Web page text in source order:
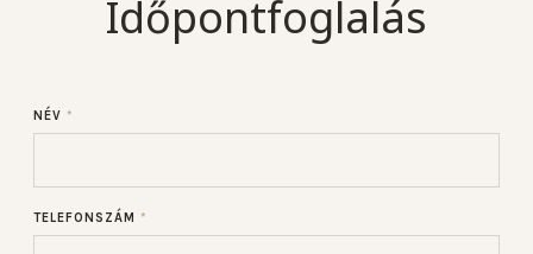
Időpontfoglalás
NÉV*
TELEFONSZÁM*